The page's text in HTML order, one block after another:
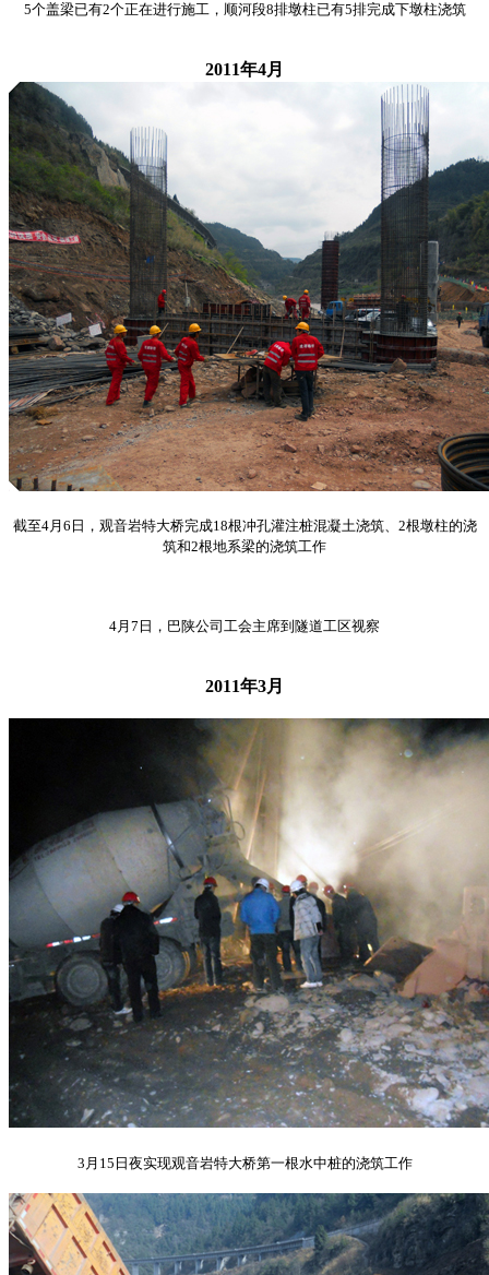
5个盖梁已有2个正在进行施工，顺河段8排墩柱已有5排完成下墩柱浇筑
2011年4月
截至4月6日，观音岩特大桥完成18根冲孔灌注桩混凝土浇筑、2根墩柱的浇
筑和2根地系梁的浇筑工作
4月7日，巴陕公司工会主席到隧道工区视察
2011年3月
3月15日夜实现观音岩特大桥第一根水中桩的浇筑工作